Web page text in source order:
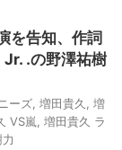
を告知、作詞
.の野澤祐樹
ーズ 増田貴久
増
VS嵐
増田貴久 ラ